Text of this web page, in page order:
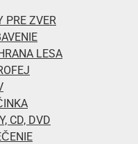
PRE ZVER
LESA
CD, DVD